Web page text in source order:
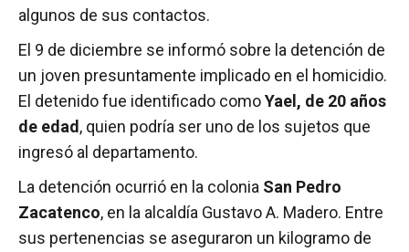
algunos de sus contactos.
El 9 de diciembre se informó sobre la detención de
un joven presuntamente implicado en el homicidio.
El detenido fue identificado comoYael, de 20 años
de edad, quien podría ser uno de los sujetos que
ingresó al departamento.
La detención ocurrió en la colonia San Pedro
Zacatenco, en la alcaldía Gustavo A. Madero. Entre
sus pertenencias se aseguraron un kilogramo de